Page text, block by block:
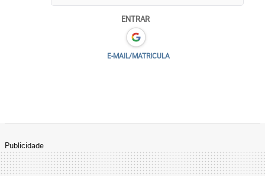
ENTRAR
E-MAIL/MATRICULA
Publicidade